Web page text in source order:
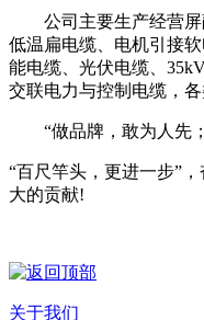
公司主要生产经营屏蔽
低温扁电缆、电机引接
能电缆、光伏电缆、
交联电力与控制电缆，
“做品牌，敢为人先；
“百尺竿头，更进一步”
大的贡献!
关于我们